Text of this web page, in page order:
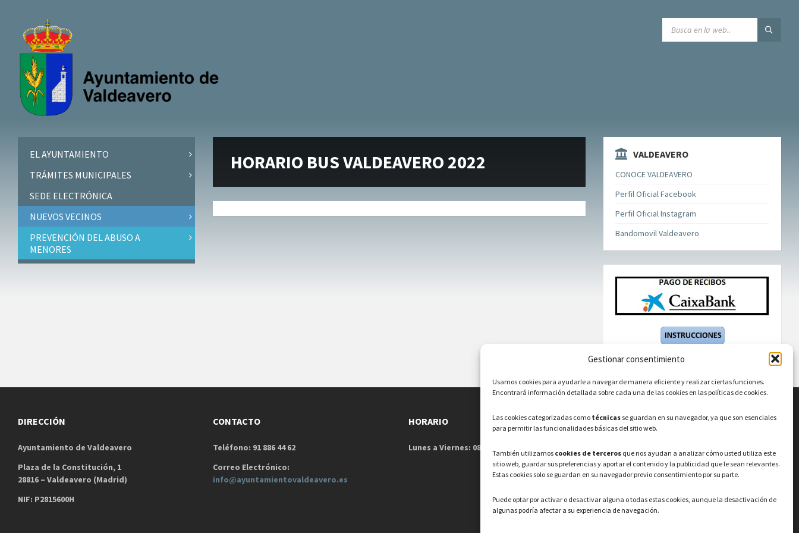
Gestionar consentimiento
Usamos cookies para ayudarle a navegar de manera eficiente y realizar ciertas funciones.
Encontrará información detallada sobre cada una de las cookies en las políticas de cookies.
Las cookies categorizadas como técnicas se guardan en su navegador, ya que son esenciales
para permitir las funcionalidades básicas del sitio web.
También utilizamos cookies de terceros que nos ayudan a analizar cómo usted utiliza este
sitio web, guardar sus preferencias y aportar el contenido y la publicidad que le sean relevantes.
Estas cookies solo se guardan en su navegador previo consentimiento por su parte.
Puede optar por activar o desactivar alguna o todas estas cookies, aunque la desactivación de
algunas podría afectar a su experiencia de navegación.
content
sidebar
sidebar
HORARIO BUS VALDEAVERO 2022
EL AYUNTAMIENTO
TRÁMITES MUNICIPALES
SEDE ELECTRÓNICA
NUEVOS VECINOS
PREVENCIÓN DEL ABUSO A
MENORES
VALDEAVERO
CONOCE VALDEAVERO
Perfil Oficial Facebook
Perfil Oficial Instagram
Bandomovil Valdeavero
DIRECCIÓN
Ayuntamiento de Valdeavero
Plaza de la Constitución, 1
28816 – Valdeavero (Madrid)
NIF: P2815600H
CONTACTO
Teléfono: 91 886 44 62
Correo Electrónico:
info@ayuntamientovaldeavero.es
HORARIO
Lunes a Viernes: 08:00h – 15:00h
LEGAL
de cookies
Registro de actividades de
Tratamiento
© 2026 Ayuntamiento de Valdeavero